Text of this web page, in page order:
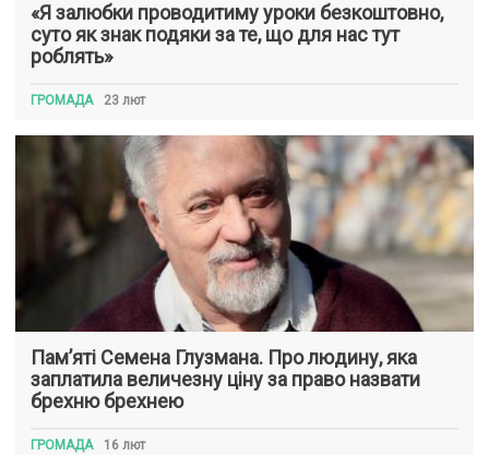
«Я залюбки проводитиму уроки безкоштовно,
суто як знак подяки за те, що для нас тут
роблять»
ГРОМАДА 23 лют
Пам’яті Семена Глузмана. Про людину, яка
заплатила величезну ціну за право назвати
брехню брехнею
ГРОМАДА 16 лют